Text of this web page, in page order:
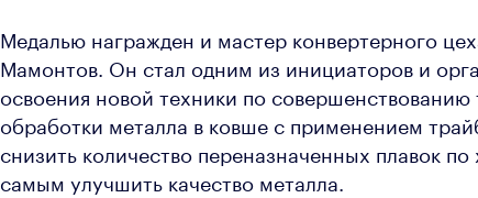
Медалью награжден и мастер конвертерного
Мамонтов. Он стал одним из инициаторов и
освоения новой техники по совершенствованию
обработки металла в ковше с применением
снизить количество переназначенных плавок
самым улучшить качество металла.